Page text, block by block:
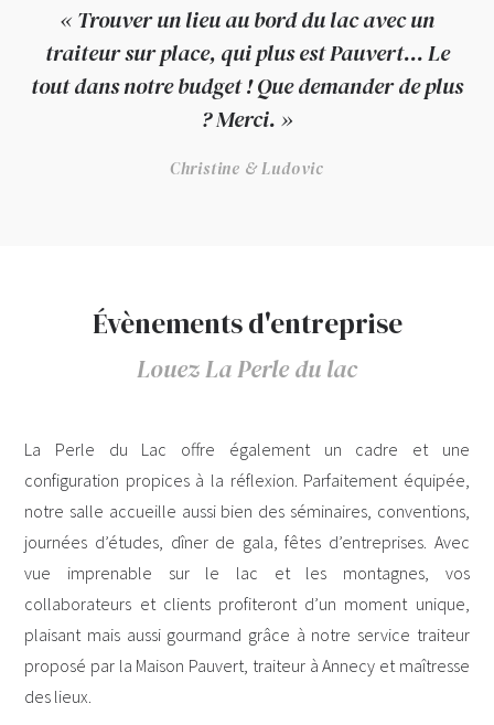
« Trouver un lieu au bord du lac avec un
traiteur sur place, qui plus est Pauvert... Le
tout dans notre budget ! Que demander de plus
? Merci. »
Christine & Ludovic
Évènements d'entreprise
Louez La Perle du lac
La Perle du Lac offre également un cadre et une
configuration propices à la réflexion. Parfaitement équipée,
notre salle accueille aussi bien des séminaires, conventions,
journées d’études, dîner de gala, fêtes d’entreprises. Avec
vue imprenable sur le lac et les montagnes, vos
collaborateurs et clients profiteront d’un moment unique,
plaisant mais aussi gourmand grâce à notre service traiteur
proposé par la Maison Pauvert, traiteur à Annecy et maîtresse
des lieux.